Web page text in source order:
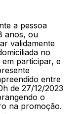
a pessoa
anos, ou
validamente
no
participar, e
entre
de 27/12/2023
o
na promoção.